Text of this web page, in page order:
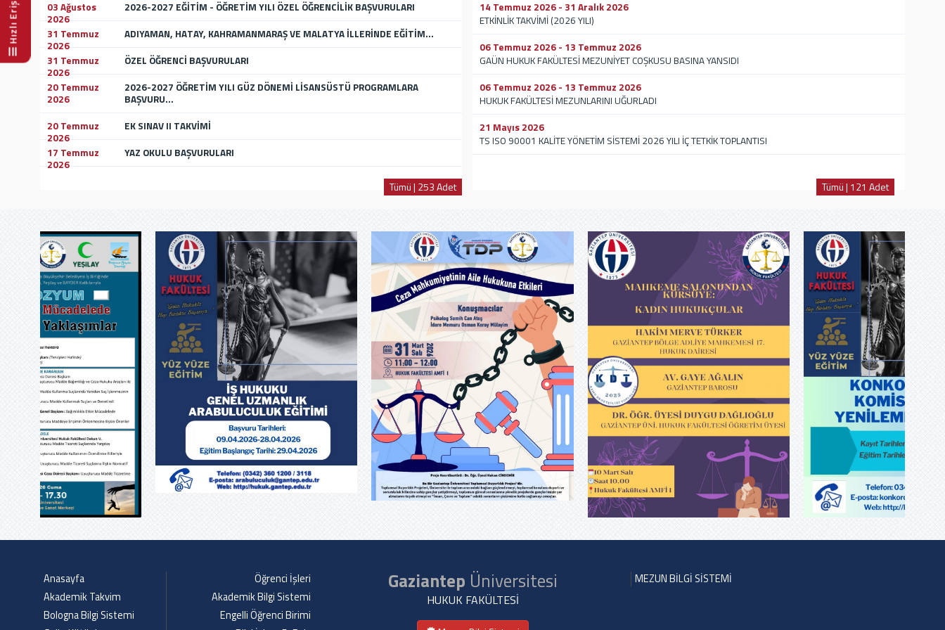
Hızlı Erişim
03 Ağustos
2026
2026-2027 EĞİTİM - ÖĞRETİM YILI ÖZEL ÖĞRENCİLİK BAŞVURULARI
31 Temmuz
2026
ADIYAMAN, HATAY, KAHRAMANMARAŞ VE MALATYA İLLERİNDE EĞİTİM...
31 Temmuz
2026
ÖZEL ÖĞRENCİ BAŞVURULARI
20 Temmuz
2026
2026-2027 ÖĞRETİM YILI GÜZ DÖNEMİ LİSANSÜSTÜ PROGRAMLARA
BAŞVURU...
20 Temmuz
2026
EK SINAV II TAKVİMİ
17 Temmuz
2026
YAZ OKULU BAŞVURULARI
Tümü | 253 Adet
14 Temmuz 2026 - 31 Aralık 2026
ETKİNLİK TAKVİMİ (2026 YILI)
06 Temmuz 2026 - 13 Temmuz 2026
GAÜN HUKUK FAKÜLTESİ MEZUNİYET COŞKUSU BASINA YANSIDI
06 Temmuz 2026 - 13 Temmuz 2026
HUKUK FAKÜLTESİ MEZUNLARINI UĞURLADI
21 Mayıs 2026
TS ISO 90001 KALİTE YÖNETİM SİSTEMİ 2026 YILI İÇ TETKİK TOPLANTISI
Tümü | 121 Adet
Anasayfa
Akademik Takvim
Bologna Bilgi Sistemi
Öğrenci İşleri
Akademik Bilgi Sistemi
Engelli Öğrenci Birimi
Gaziantep Üniversitesi
HUKUK FAKÜLTESİ
MEZUN BİLGİ SİSTEMİ